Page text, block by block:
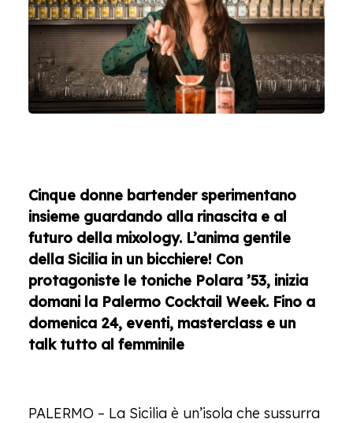
Cinque donne bartender sperimentano
insieme guardando alla rinascita e al
futuro della mixology. L’anima gentile
della Sicilia in un bicchiere! Con
protagoniste le toniche Polara ’53, inizia
domani la Palermo Cocktail Week. Fino a
domenica 24, eventi, masterclass e un
talk tutto al femminile
PALERMO – La Sicilia è un’isola che sussurra